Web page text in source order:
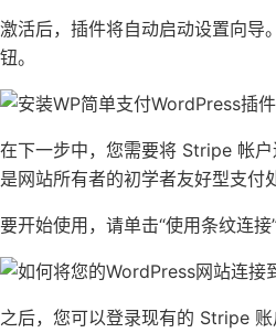
激活后，插件将自动启动设置向导
钮。
在下一步中，您需要将 Stripe 帐
是网站所有者的初学者友好型支付
要开始使用，请单击“使用条纹连接”
之后，您可以登录现有的 Stripe 账